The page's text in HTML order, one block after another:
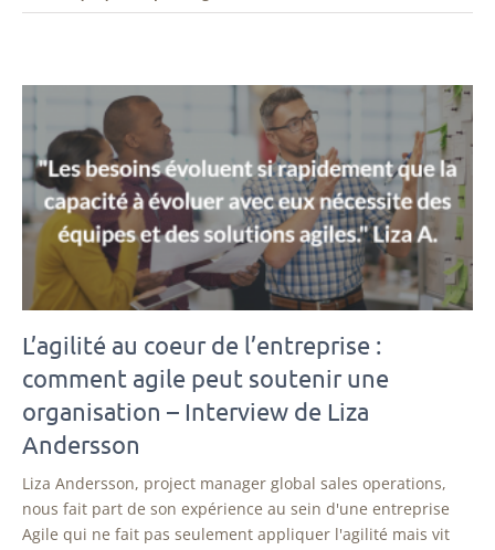
L’agilité au coeur de l’entreprise :
comment agile peut soutenir une
organisation – Interview de Liza
Andersson
Liza Andersson, project manager global sales operations,
nous fait part de son expérience au sein d'une entreprise
Agile qui ne fait pas seulement appliquer l'agilité mais vit